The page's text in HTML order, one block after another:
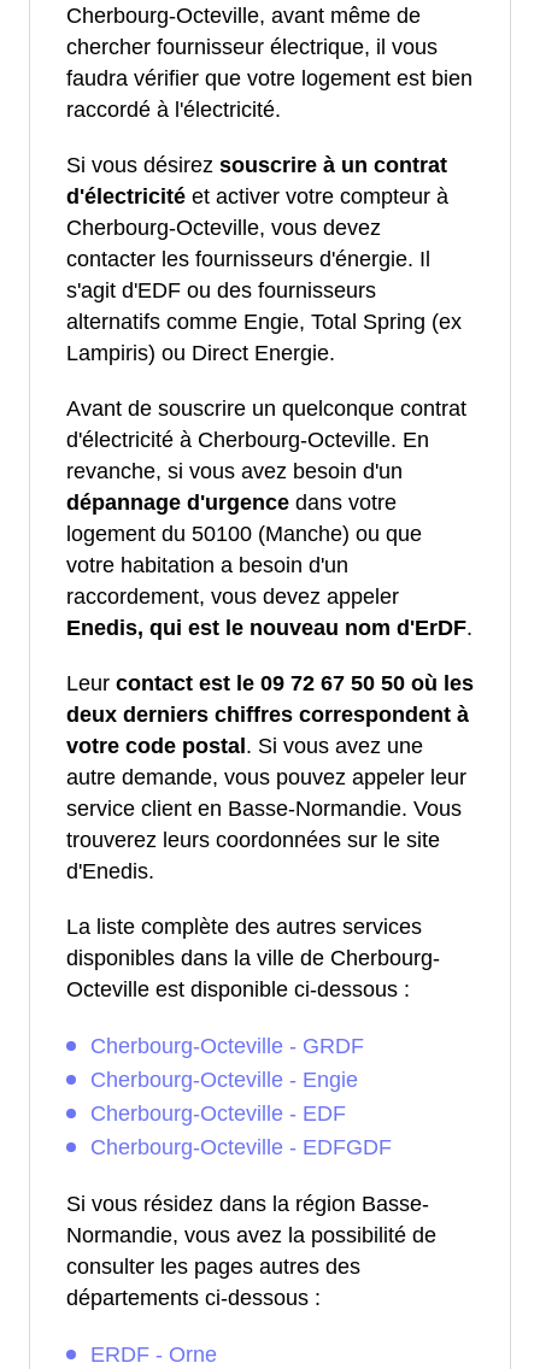
Cherbourg-Octeville, avant même de
chercher fournisseur électrique, il vous
faudra vérifier que votre logement est bien
raccordé à l'électricité.
Si vous désirez souscrire à un contrat
d'électricité et activer votre compteur à
Cherbourg-Octeville, vous devez
contacter les fournisseurs d'énergie. Il
s'agit d'EDF ou des fournisseurs
alternatifs comme Engie, Total Spring (ex
Lampiris) ou Direct Energie.
Avant de souscrire un quelconque contrat
d'électricité à Cherbourg-Octeville. En
revanche, si vous avez besoin d'un
dépannage d'urgence dans votre
logement du 50100 (Manche) ou que
votre habitation a besoin d'un
raccordement, vous devez appeler
Enedis, qui est le nouveau nom d'ErDF.
Leur contact est le 09 72 67 50 50 où les
deux derniers chiffres correspondent à
votre code postal . Si vous avez une
autre demande, vous pouvez appeler leur
service client en Basse-Normandie. Vous
trouverez leurs coordonnées sur le site
d'Enedis.
La liste complète des autres services
disponibles dans la ville de Cherbourg-
Octeville est disponible ci-dessous :
Cherbourg-Octeville - GRDF
Cherbourg-Octeville - Engie
Cherbourg-Octeville - EDF
Cherbourg-Octeville - EDFGDF
Si vous résidez dans la région Basse-
Normandie, vous avez la possibilité de
consulter les pages autres des
départements ci-dessous :
ERDF - Orne